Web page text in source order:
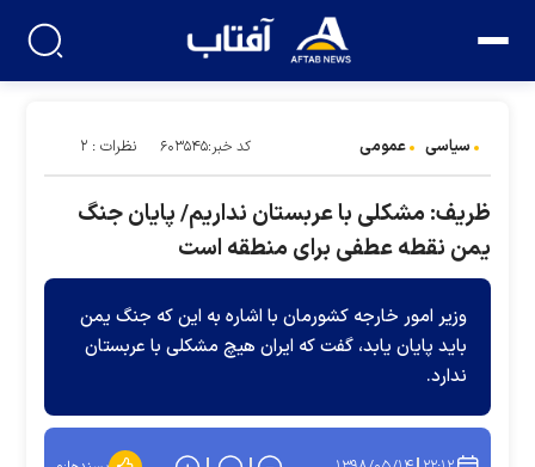
سیاسی عمومی کد خبر:۶۰۳۵۴۵ نظرات : ۲
ظریف: مشکلی با عربستان نداریم/ پایان جنگ
یمن نقطه عطفی برای منطقه است
وزیر امور خارجه کشورمان با اشاره به این که جنگ یمن
باید پایان یابد، گفت که ایران هیچ مشکلی با عربستان
ندارد.